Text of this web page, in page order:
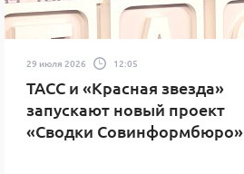
29 июля 2026 12:05
ТАСС и «Красная звезда»
запускают новый проект
«Сводки Совинформбюро»